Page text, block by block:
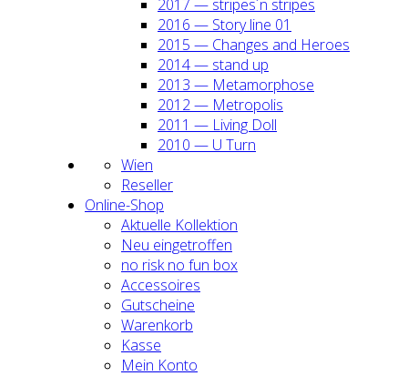
2017 — stripes´n stripes
2016 — Sto­ry line 01
2015 — Chan­ges and Heroes
2014 — stand up
2013 — Meta­mor­pho­se
2012 — Metro­po­lis
2011 — Living Doll
2010 — U Turn
Wien
Resel­ler
Online-Shop
Aktu­el­le Kol­lek­ti­on
Neu ein­ge­trof­fen
no risk no fun box
Acces­soires
Gut­schei­ne
Waren­korb
Kas­se
Mein Kon­to